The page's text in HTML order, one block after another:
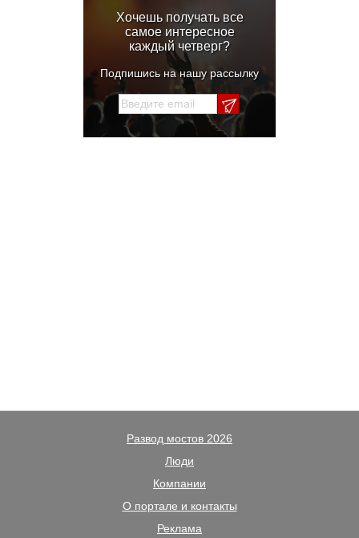
Хочешь получать все
самое интересное
каждый четверг?
Подпишись на нашу рассылку
Развод мостов 2026
Люди
Компании
О портале и контакты
Реклама